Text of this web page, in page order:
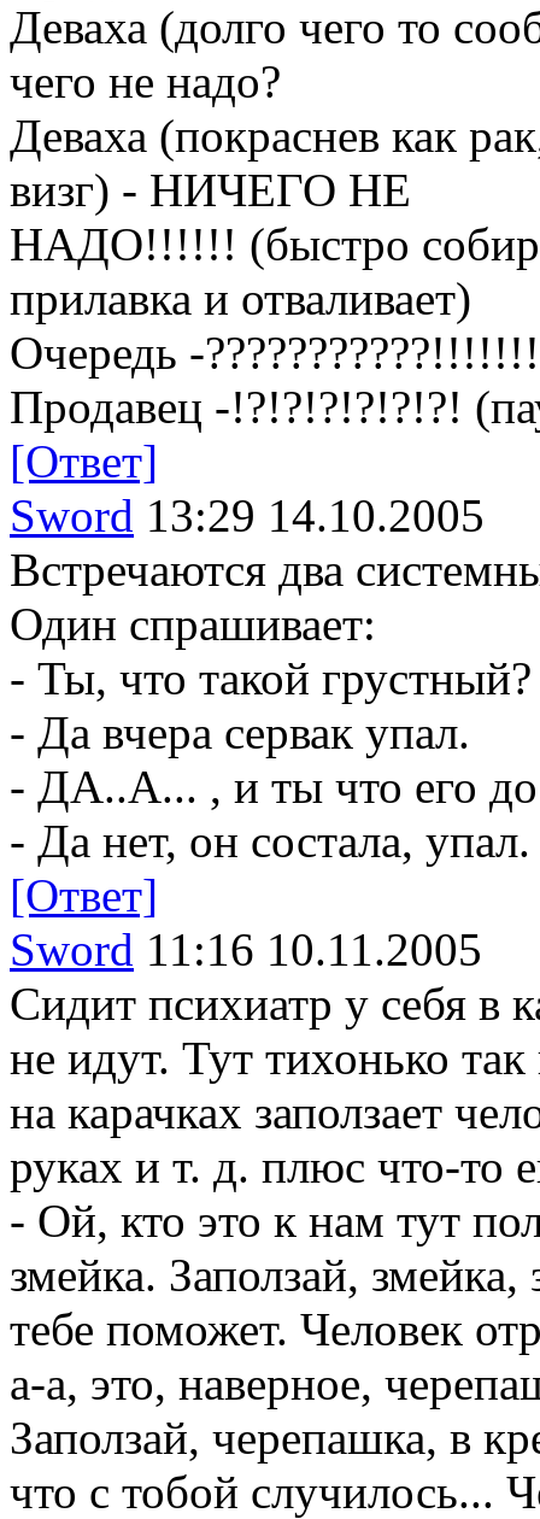
Деваха (долго чего то
чего не надо?
Деваха (покраснев как
визг) - НИЧЕГО НЕ
НАДО!!!!!! (быстро
прилавка и отваливает)
Очередь -
Продавец -!?!?!?!?!?!?!
[Ответ]
Sword 13:29 14.10.2005
Встречаются два
Один спрашивает:
- Ты, что такой грустный?
- Да вчера сервак упал.
- ДА..А... , и ты что его
- Да нет, он состала, упал.
[Ответ]
Sword 11:16 10.11.2005
Сидит психиатр у себя в
не идут. Тут тихонько
на карачках заползает
руках и т. д. плюс что-то
- Ой, кто это к нам тут
змейка. Заползай,
тебе поможет. Человек
а-а, это, наверное,
Заползай, черепашка, в
что с тобой случилось...